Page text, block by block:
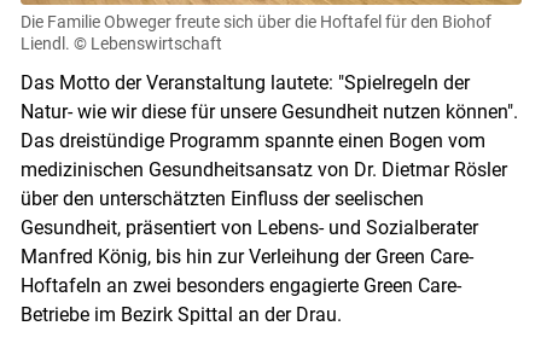
Die Familie Obweger freute sich über die Hoftafel für den Biohof
Liendl. © Lebenswirtschaft
Das Motto der Veranstaltung lautete: "Spielregeln der
Natur- wie wir diese für unsere Gesundheit nutzen können".
Das dreistündige Programm spannte einen Bogen vom
medizinischen Gesundheitsansatz von Dr. Dietmar Rösler
über den unterschätzten Einfluss der seelischen
Gesundheit, präsentiert von Lebens- und Sozialberater
Manfred König, bis hin zur Verleihung der Green Care-
Hoftafeln an zwei besonders engagierte Green Care-
Betriebe im Bezirk Spittal an der Drau.